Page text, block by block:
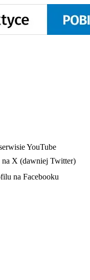
YouTube
na X (dawniej Twitter)
na Facebooku